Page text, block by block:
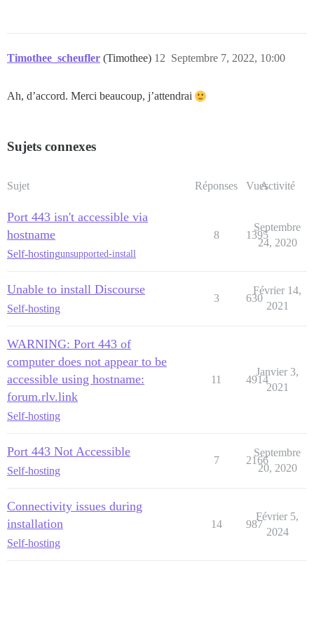
Timothee_scheufler (Timothee) Septembre 7, 2022, 10:00
12
Ah, d’accord. Merci beaucoup, j’attendrai
Sujets connexes
Sujet Réponses VuesActivité
Port 443 isn't accessible via
hostname
Self-hostingunsupported-install
8 1395
Septembre
24, 2020
Unable to install Discourse
Self-hosting
3 630
Février 14,
2021
WARNING: Port 443 of
computer does not appear to be
accessible using hostname:
forum.rlv.link
Self-hosting
11 4914
Janvier 3,
2021
Port 443 Not Accessible
Self-hosting
7 2166
Septembre
20, 2020
Connectivity issues during
installation
Self-hosting
14 987
Février 5,
2024